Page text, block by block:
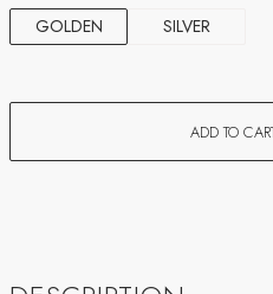
GOLDEN
SILVER
ADD TO